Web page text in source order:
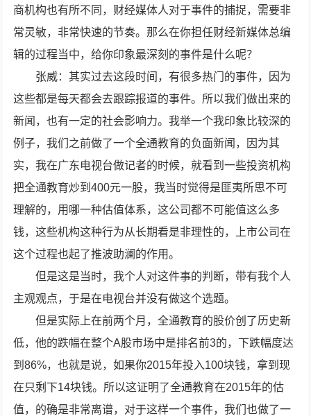
商机构也有所不同，财经媒体人对于事件的捕捉，需要非
常灵敏，非常快速的节奏。那么在你担任财经新媒体总编
辑的过程当中，给你印象最深刻的事件是什么呢？
张威：其实过去这段时间，有很多热门的事件，因为
这些都是每天都会去跟踪报道的事件。所以我们做出来的
新闻，也有一定的社会影响力。我举一个我印象比较深的
例子，我们之前做了一个全通教育的负面新闻，因为其
实，我在广东电视台做记者的时候，就看到一些投资机构
把全通教育炒到400元一股，我当时觉得是匪夷所思不可
理解的，用哪一种估值体系，这公司都不可能值这么多
钱，这些机构这种行为从长期看是非理性的，上市公司在
这个过程也起了推波助澜的作用。
但是这是当时，我个人对这件事的判断，带有我个人
主观观点，于是在电视台并没有做这个选题。
但是实际上在前两个月，全通教育的股价创了历史新
低，他的跌幅在整个A股市场中是排名前3的，下跌幅度达
到86%，也就是说，如果你2015年投入100块钱，拿到现
在只剩下14块钱。所以这证明了全通教育在2015年的估
值，的确是非常离谱，对于这样一个事件，我们也做了一